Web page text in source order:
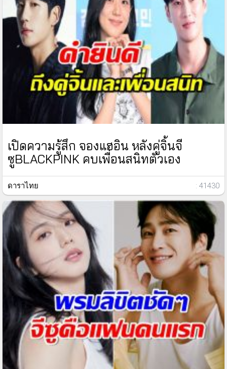
เปิดความรู้สึก จองแฮอิน หลังคู่จิ้นจี
ซูBLACKPINK คบเพื่อนสนิทตัวเอง
ดาราไทย : 41430